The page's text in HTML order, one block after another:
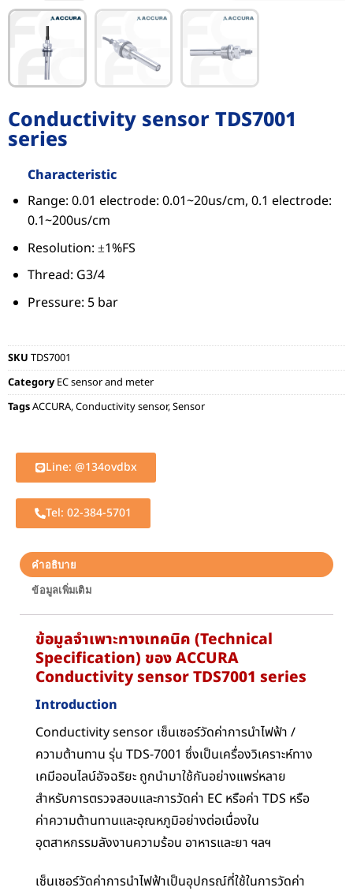
Conductivity sensor TDS7001
series
Characteristic
Range: 0.01 electrode: 0.01~20us/cm, 0.1 electrode:
0.1~200us/cm
Resolution: ±1%FS
Thread: G3/4
Pressure: 5 bar
SKU TDS7001
Category EC sensor and meter
TagsACCURA,Conductivity sensor,Sensor
Line: @134ovdbx
Tel: 02-384-5701
คำอธิบาย
ข้อมูลเพิ่มเติม
ข้อมูลจำเพาะทางเทคนิค (Technical
Specification) ของ ACCURA
Conductivity sensor TDS7001 series
Introduction
Conductivity sensor เซ็นเซอร์วัดค่าการนำไฟฟ้า /
ความต้านทาน รุ่น TDS-7001 ซึ่งเป็นเครื่องวิเคราะห์ทาง
เคมีออนไลน์อัจฉริยะ ถูกนำมาใช้กันอย่างแพร่หลาย
สำหรับการตรวจสอบและการวัดค่า EC หรือค่า TDS หรือ
ค่าความต้านทานและอุณหภูมิอย่างต่อเนื่องใน
อุตสาหกรรมลังงานความร้อน อาหารและยา ฯลฯ
เซ็นเซอร์วัดค่าการนำไฟฟ้าเป็นอุปกรณ์ที่ใช้ในการวัดค่า